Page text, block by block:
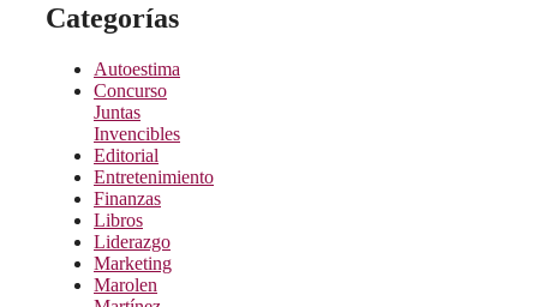
Categorías
Autoestima
Concurso
Juntas
Invencibles
Editorial
Entretenimiento
Finanzas
Libros
Liderazgo
Marketing
Marolen